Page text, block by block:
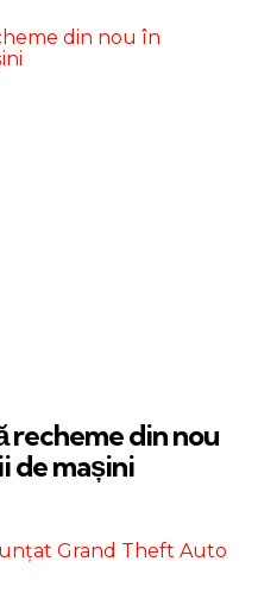
recheme din nou
de mașini